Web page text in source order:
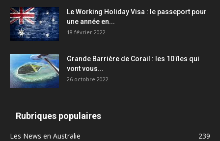
Le Working Holiday Visa : le passeport pour
une année en...
18 février 2022
Grande Barrière de Corail : les 10 îles qui
vont vous...
26 octobre 2022
Rubriques populaires
Les News en Australie
239